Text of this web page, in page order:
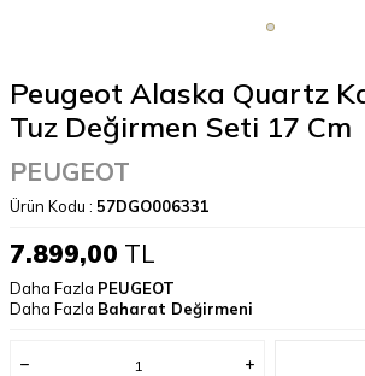
Peugeot Alaska Quartz
Tuz Değirmen Seti 17 Cm
PEUGEOT
Ürün Kodu : 57DGO006331
7.899,00 TL
Daha Fazla PEUGEOT
Daha Fazla Baharat Değirmeni